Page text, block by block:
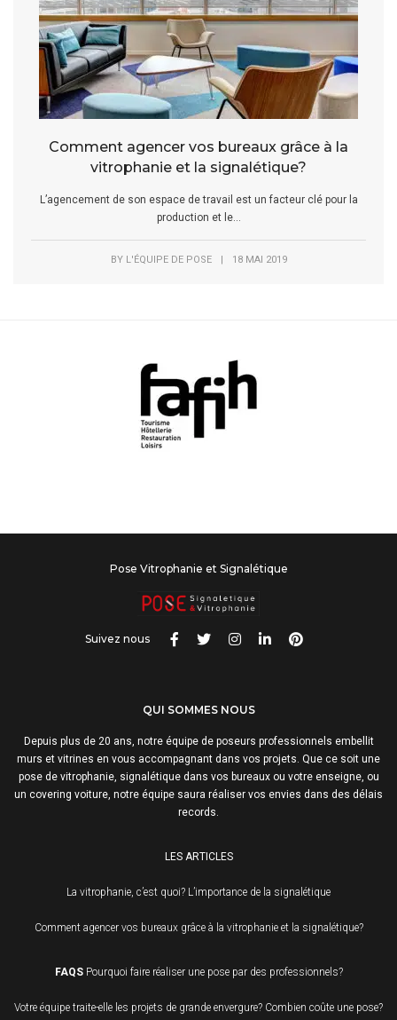
Comment agencer vos bureaux grâce à la
vitrophanie et la signalétique?
L’agencement de son espace de travail est un facteur clé pour la
production et le...
BY L'ÉQUIPE DE POSE 18 MAI 2019
Pose Vitrophanie et Signalétique
Suivez nous
QUI SOMMES NOUS
Depuis plus de 20 ans, notre équipe de poseurs professionnels embellit
murs et vitrines en vous accompagnant dans vos projets. Que ce soit une
pose de vitrophanie, signalétique dans vos bureaux ou votre enseigne, ou
un covering voiture, notre équipe saura réaliser vos envies dans des délais
records.
LES ARTICLES
La vitrophanie, c’est quoi? L’importance de la signalétique
Comment agencer vos bureaux grâce à la vitrophanie et la signalétique?
FAQS Pourquoi faire réaliser une pose par des professionnels?
Votre équipe traite-elle les projets de grande envergure? Combien coûte une pose?